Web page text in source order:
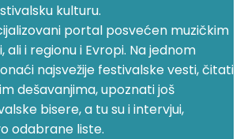
kulturu.
portal posvećen muzičkim
ali i regionu i Evropi. Na jednom
najsvežije festivalske vesti, čitati
dešavanjima, upoznati još
bisere, a tu su i intervjui,
odabrane liste.